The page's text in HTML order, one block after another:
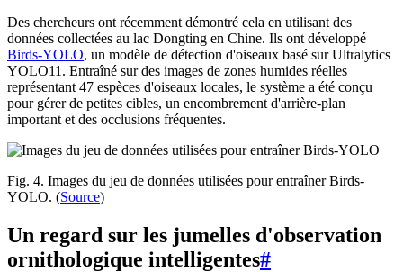
Des chercheurs ont récemment démontré cela en utilisant des
données collectées au lac Dongting en Chine. Ils ont développé
Birds-YOLO, un modèle de détection d'oiseaux basé sur Ultralytics
YOLO11. Entraîné sur des images de zones humides réelles
représentant 47 espèces d'oiseaux locales, le système a été conçu
pour gérer de petites cibles, un encombrement d'arrière-plan
important et des occlusions fréquentes.
Fig. 4. Images du jeu de données utilisées pour entraîner Birds-
YOLO. (Source)
Un regard sur les jumelles d'observation
ornithologique intelligentes#